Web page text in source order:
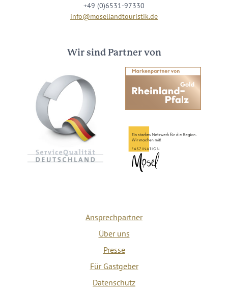
+49 (0)6531-97330
info@mosellandtouristik.de
Wir sind Partner von
Ansprechpartner
Über uns
Presse
Für Gastgeber
Datenschutz